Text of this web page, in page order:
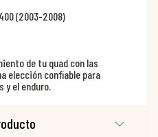
(2003-2008)
de tu quad con las
elección confiable para
y el enduro.